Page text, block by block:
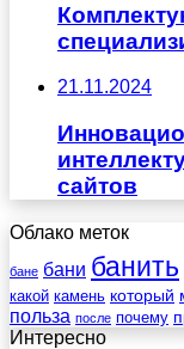
21.11.2024
сайтов
Облако меток
бане бани банить
какой камень который
польза после почему
Интересно